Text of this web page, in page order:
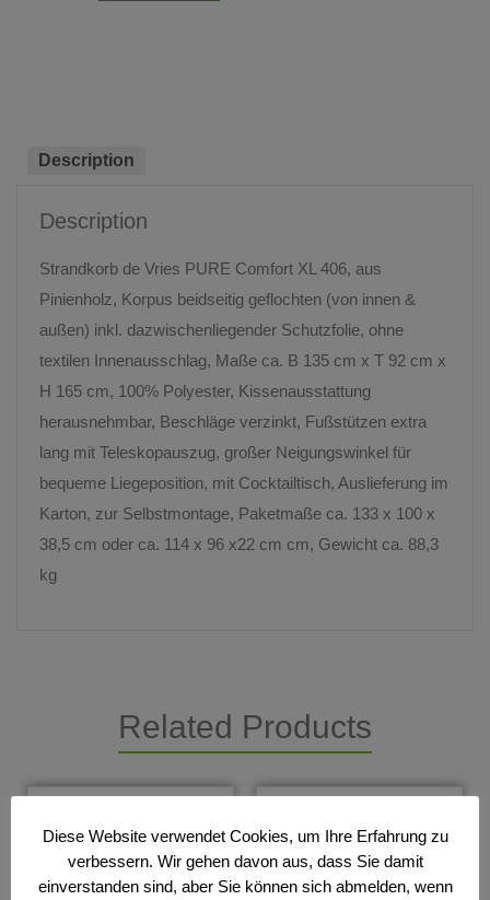
Description
Description
Strandkorb de Vries PURE Comfort XL 406, aus
Pinienholz, Korpus beidseitig geflochten (von innen &
außen) inkl. dazwischenliegender Schutzfolie, ohne
textilen Innenausschlag, Maße ca. B 135 cm x T 92 cm x
H 165 cm, 100% Polyester, Kissenausstattung
herausnehmbar, Beschläge verzinkt, Fußstützen extra
lang mit Teleskopauszug, großer Neigungswinkel für
bequeme Liegeposition, mit Cocktailtisch, Auslieferung im
Karton, zur Selbstmontage, Paketmaße ca. 133 x 100 x
38,5 cm oder ca. 114 x 96 x22 cm cm, Gewicht ca. 88,3
kg
Related Products
Diese Website verwendet Cookies, um Ihre Erfahrung zu
verbessern. Wir gehen davon aus, dass Sie damit
einverstanden sind, aber Sie können sich abmelden, wenn